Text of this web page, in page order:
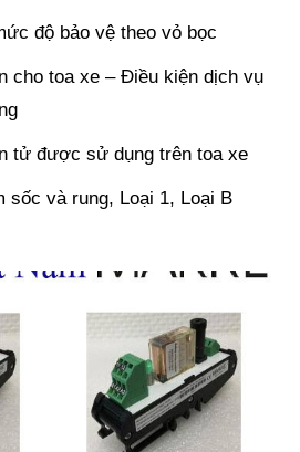
độ bảo vệ theo vỏ bọc
cho toa xe – Điều kiện dịch vụ
tử được sử dụng trên toa xe
sốc và rung, Loại 1, Loại B